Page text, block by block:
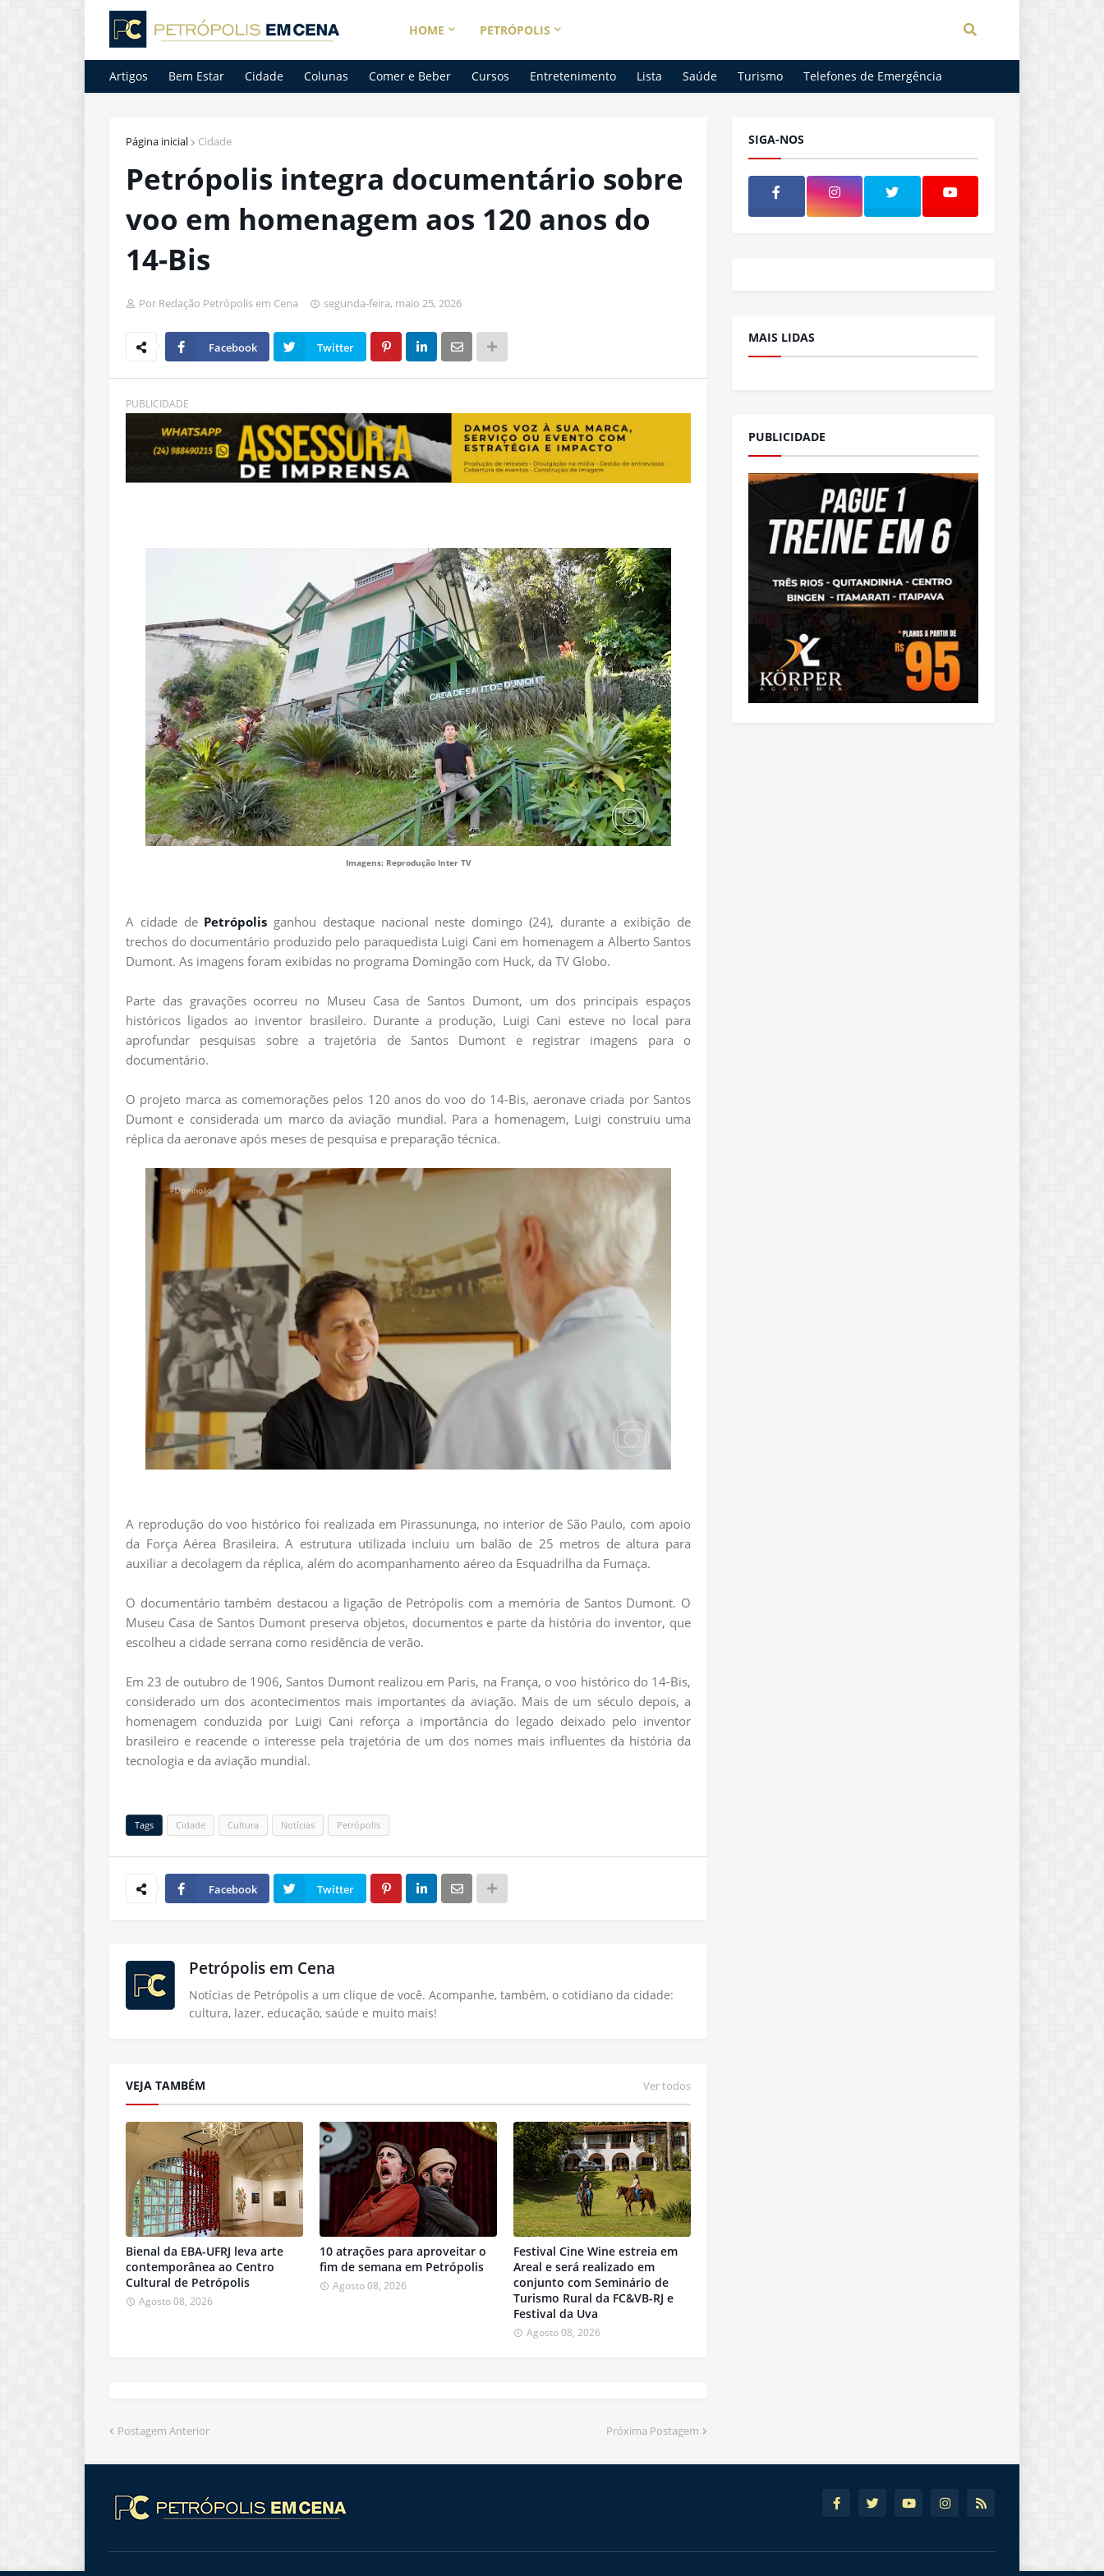
HOME PETRÓPOLIS
Artigos Bem Estar Cidade Colunas Comer e Beber Cursos Entretenimento Lista Saúde Turismo Telefones de Emergência
Página inicial Cidade
Petrópolis integra documentário sobre
voo em homenagem aos 120 anos do
14-Bis
Por Redação Petrópolis em Cena segunda-feira, maio 25, 2026
Facebook Twitter
PUBLICIDADE
Imagens: Reprodução Inter TV
A cidade de Petrópolis ganhou destaque nacional neste domingo (24), durante a exibição de
trechos do documentário produzido pelo paraquedista Luigi Cani em homenagem a Alberto Santos
Dumont. As imagens foram exibidas no programa Domingão com Huck, da TV Globo.
Parte das gravações ocorreu no Museu Casa de Santos Dumont, um dos principais espaços
históricos ligados ao inventor brasileiro. Durante a produção, Luigi Cani esteve no local para
aprofundar pesquisas sobre a trajetória de Santos Dumont e registrar imagens para o
documentário.
O projeto marca as comemorações pelos 120 anos do voo do 14-Bis, aeronave criada por Santos
Dumont e considerada um marco da aviação mundial. Para a homenagem, Luigi construiu uma
réplica da aeronave após meses de pesquisa e preparação técnica.
A reprodução do voo histórico foi realizada em Pirassununga, no interior de São Paulo, com apoio
da Força Aérea Brasileira. A estrutura utilizada incluiu um balão de 25 metros de altura para
auxiliar a decolagem da réplica, além do acompanhamento aéreo da Esquadrilha da Fumaça.
O documentário também destacou a ligação de Petrópolis com a memória de Santos Dumont. O
Museu Casa de Santos Dumont preserva objetos, documentos e parte da história do inventor, que
escolheu a cidade serrana como residência de verão.
Em 23 de outubro de 1906, Santos Dumont realizou em Paris, na França, o voo histórico do 14-Bis,
considerado um dos acontecimentos mais importantes da aviação. Mais de um século depois, a
homenagem conduzida por Luigi Cani reforça a importância do legado deixado pelo inventor
brasileiro e reacende o interesse pela trajetória de um dos nomes mais influentes da história da
tecnologia e da aviação mundial.
Tags Cidade Cultura Notícias Petrópolis
Facebook Twitter
Petrópolis em Cena
Notícias de Petrópolis a um clique de você. Acompanhe, também, o cotidiano da cidade:
cultura, lazer, educação, saúde e muito mais!
VEJA TAMBÉM Ver todos
Bienal da EBA-UFRJ leva arte
contemporânea ao Centro
Cultural de Petrópolis
Agosto 08, 2026
10 atrações para aproveitar o
fim de semana em Petrópolis
Agosto 08, 2026
Festival Cine Wine estreia em
Areal e será realizado em
conjunto com Seminário de
Turismo Rural da FC&VB-RJ e
Festival da Uva
Agosto 08, 2026
Postagem Anterior Próxima Postagem
SIGA-NOS
MAIS LIDAS
PUBLICIDADE